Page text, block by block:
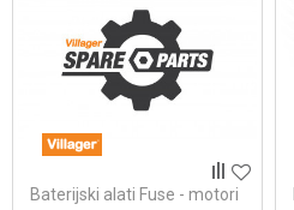
Baterijski alati Fuse - motori